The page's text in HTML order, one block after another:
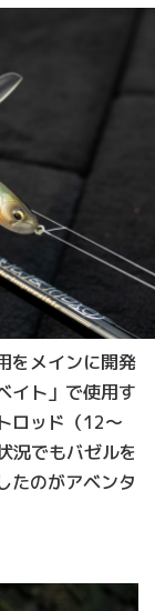
をメインに開発
イト」で使用す
ロッド（12～
況でもバゼルを
たのがアベンタ